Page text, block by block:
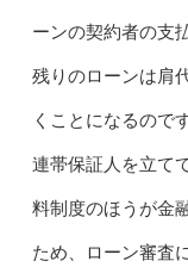
ーンの契約者の支
残りのローンは肩
くことになるのです
連帯保証人を立て
料制度のほうが金
ため、ローン審査